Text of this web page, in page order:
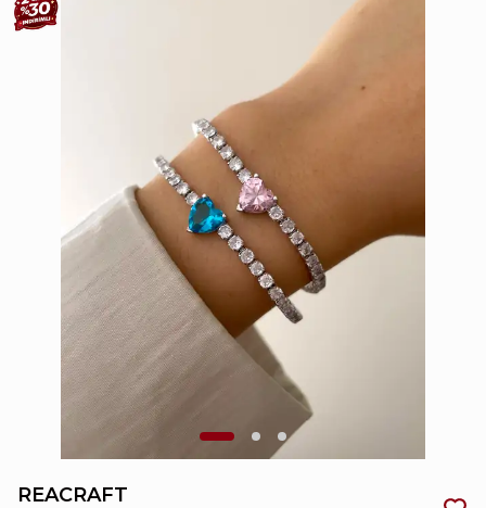
REACRAFT